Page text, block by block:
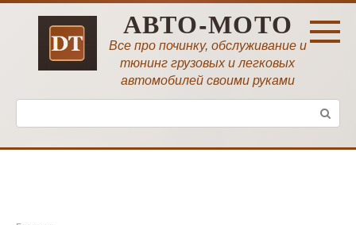
Перейти
АВТО-МОТО
Все про починку, обслуживание и
тюнинг грузовых и легковых
автомобилей своими руками
Поиск: